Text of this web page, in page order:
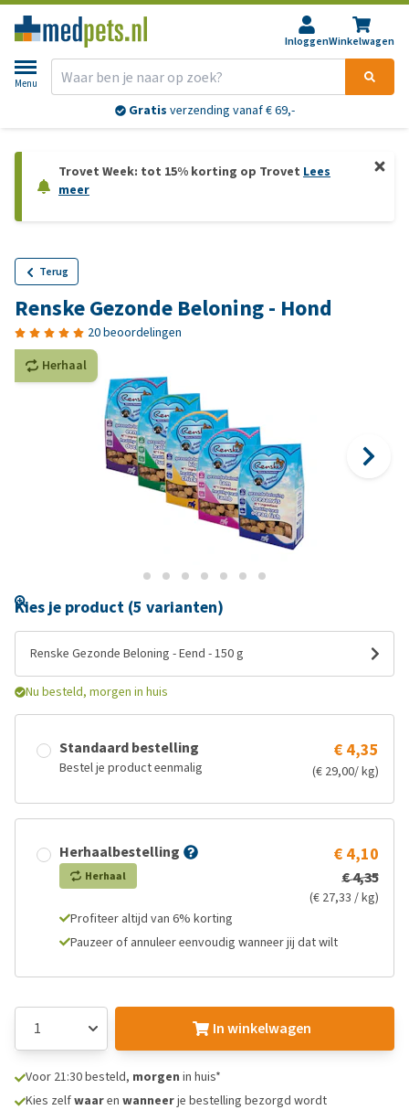
InloggenWinkelwagen
Menu
Gratis verzending vanaf € 69,-
Trovet Week: tot 15% korting op Trovet Lees
meer
Terug
Renske Gezonde Beloning - Hond
20 beoordelingen
Herhaal
Kies je product (5 varianten)
Renske Gezonde Beloning - Eend - 150 g
Nu besteld, morgen in huis
Standaard bestelling
Bestel je product eenmalig
€ 4,35
(€ 29,00/ kg)
Herhaalbestelling
Herhaal
€ 4,10
€ 4,35
(€ 27,33 / kg)
Profiteer altijd van 6% korting
Pauzeer of annuleer eenvoudig wanneer jij dat wilt
In winkelwagen
Voor 21:30 besteld, morgen in huis*
Kies zelfwaaren wanneerje bestelling bezorgd wordt